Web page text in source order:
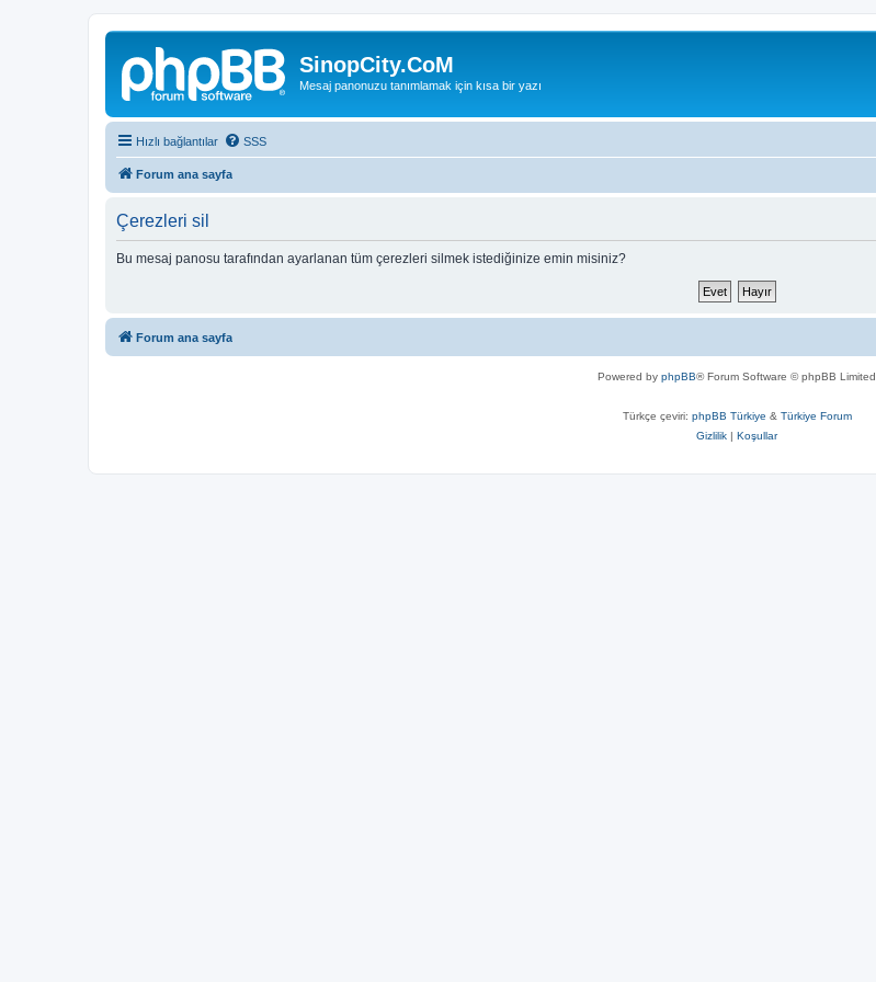
SinopCity.CoM
Mesaj panonuzu tanımlamak için kısa bir yazı
Hızlı bağlantılar SSS
Forum ana sayfa
Çerezleri sil
Bu mesaj panosu tarafından ayarlanan tüm çerezleri silmek istediğinize emin misiniz?
Forum ana sayfa
Powered by phpBB® Forum Software © phpBB Limited
Türkçe çeviri: phpBB Türkiye & Türkiye Forum
Gizlilik | Koşullar